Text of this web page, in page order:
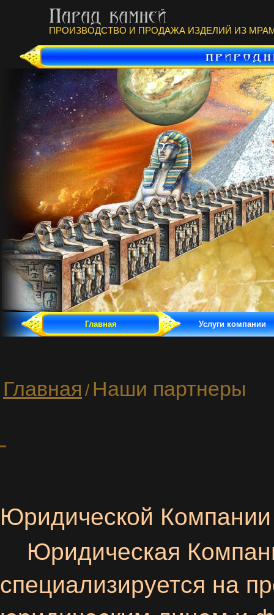
ПРОИЗВОДСТВО И ПРОДАЖА ИЗДЕЛИЙ ИЗ
Главная Услуги компании
Главная / Наши партнеры
Юридической
Юридическая
специализируется на